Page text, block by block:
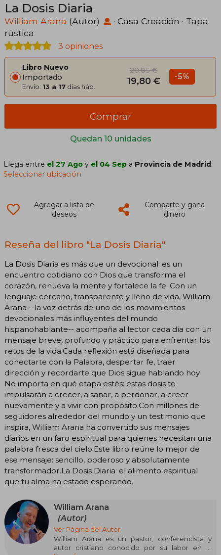
La Dosis Diaria
William Arana (Autor) · Casa Creación · Tapa
rústica
3 opiniones
Libro Nuevo
Importado
Envío: 13 a 17 días háb.
20,85 €
19,80 € -5%
Quedan 10 unidades
Comprar
Llega entre el 27 Ago y el 04 Sep a Provincia de Madrid.
Seleccionar ubicación
Agregar a lista de
deseos
Comparte y gana
dinero
Reseña del libro "La Dosis Diaria"
La Dosis Diaria es más que un devocional: es un
encuentro cotidiano con Dios que transforma el
corazón, renueva la mente y fortalece la fe. Con un
lenguaje cercano, transparente y lleno de vida, William
Arana --la voz detrás de uno de los movimientos
devocionales más influyentes del mundo
hispanohablante-- acompaña al lector cada día con un
mensaje breve, profundo y práctico para enfrentar los
retos de la vida.Cada reflexión está diseñada para
conectarte con la Palabra, despertar fe, traer
dirección y recordarte que Dios sigue hablando hoy.
No importa en qué etapa estés: estas dosis te
impulsarán a crecer, a sanar, a perdonar, a creer
nuevamente y a vivir con propósito.Con millones de
seguidores alrededor del mundo y un testimonio que
inspira, William Arana ha convertido sus mensajes
diarios en un faro espiritual para quienes necesitan una
palabra fresca del cielo.Este libro reúne lo mejor de
ese mensaje: sencillo, poderoso y absolutamente
transformador.La Dosis Diaria: el alimento espiritual
que tu alma ha estado esperando.
William Arana
(Autor)
Ver Página del Autor
William Arana es un pastor, conferencista y
autor cristiano conocido por su labor en la